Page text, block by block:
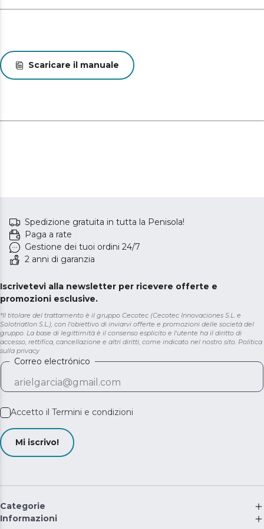
Scaricare il manuale
Spedizione gratuita in tutta la Penisola!
Paga a rate
Gestione dei tuoi ordini 24/7
2 anni di garanzia
Iscrivetevi alla newsletter per ricevere offerte e
promozioni esclusive.
*Il titolare del trattamento è il gruppo Cecotec (Cecotec Innovaciones S.L. e
Solotriatlon S.L.), con l'obiettivo di inviarvi offerte e promozioni delle società del
gruppo. La base di legittimità è il consenso esplicito e l'utente ha il diritto di
accesso, rettifica, cancellazione e altri diritti, come indicato nel nostro sito. Politica
sulla privacy
Correo electrónico
Accetto il Termini e condizioni
Mi iscrivo!
Categorie
Informazioni